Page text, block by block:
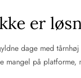
er
dage med
mangel på